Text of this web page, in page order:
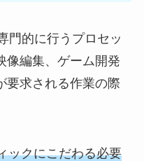
門的に行うプロセッ
像編集、ゲーム開発
要求される作業の際
ックにこだわる必要